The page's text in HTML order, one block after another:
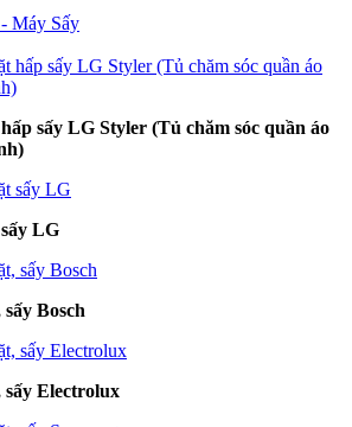
Máy Sấy
sấy LG Styler (Tủ chăm sóc quần áo
LG
Bosch
sấy Electrolux